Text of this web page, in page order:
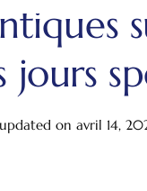
jours
on avril 14,